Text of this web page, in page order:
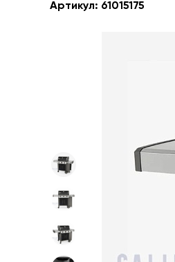
Артикул: 61015175